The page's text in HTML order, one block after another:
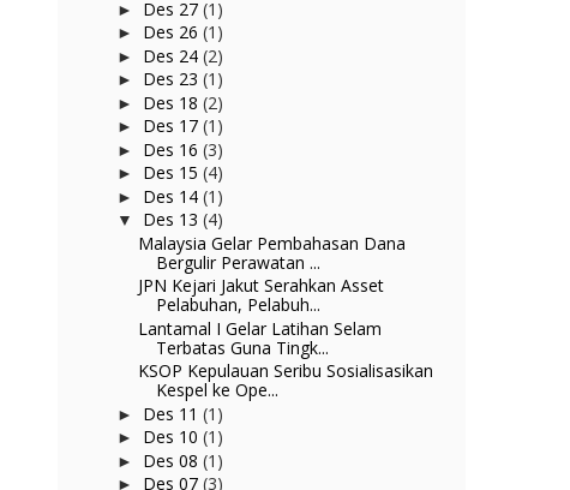
► Des 27 (1)
► Des 26 (1)
► Des 24 (2)
► Des 23 (1)
► Des 18 (2)
► Des 17 (1)
► Des 16 (3)
► Des 15 (4)
► Des 14 (1)
▼ Des 13 (4)
Malaysia Gelar Pembahasan Dana
Bergulir Perawatan ...
JPN Kejari Jakut Serahkan Asset
Pelabuhan, Pelabuh...
Lantamal I Gelar Latihan Selam
Terbatas Guna Tingk...
KSOP Kepulauan Seribu Sosialisasikan
Kespel ke Ope...
► Des 11 (1)
► Des 10 (1)
► Des 08 (1)
► Des 07 (3)